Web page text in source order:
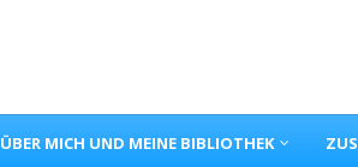
ÜBER MICH UND MEINE BIBLIOTHEK